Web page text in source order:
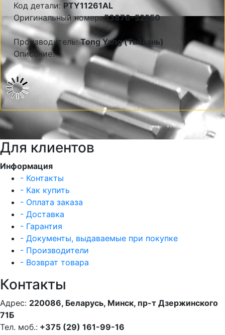
Код детали: PTY11261AL
Оригинальный номер:53876-52250
Производитель:Tong Yang (Тайвань)
Описание:
Для клиентов
Информация
- Контакты
- Как купить
- Оплата заказа
- Доставка
- Гарантия
- Документы, выдаваемые при покупке
- Производители
- Возврат товара
Контакты
Адрес: 220086, Беларусь, Минск, пр-т Дзержинского
71Б
Тел. моб.: +375 (29) 161-99-16